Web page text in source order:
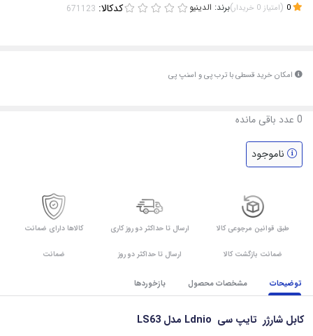
(امتیاز 0 خریدار)برند: الدینیو کدکالا:
امکان خرید قسطی با ترب پی و اسنپ پی
0 عدد باقی مانده
ناموجود
طبق قوانین مرجوعی کالا
ضمانت بازگشت کالا
ارسال تا حداکثر دو روز کاری
ارسال تا حداکثر دو روز
کالاها دارای ضمانت
ضمانت
توضیحات مشخصات محصول بازخوردها
کابل شارژر تایپ سی Ldnio مدل LS63